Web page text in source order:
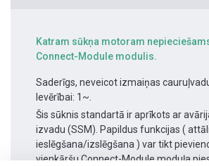
Katram sūkņa motoram
Connect-Module modulis.
Saderīgs, neveicot izmaiņas
Ievērībai: 1~.
Šis sūknis standartā ir aprīkots ar
izvadu (SSM). Papildus funkcijas (
ieslēgšana/izslēgšana ) var tikt
vienkāršu Connect-Module moduļa